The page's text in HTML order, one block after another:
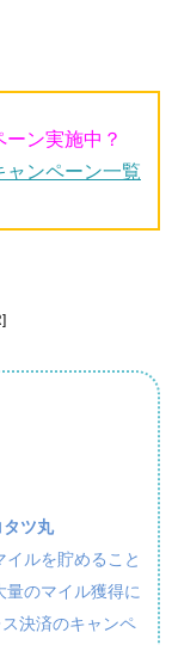
ン実施中？
ンペーン一覧
ツ丸
ルを貯めること
のマイル獲得に
決済のキャンペ